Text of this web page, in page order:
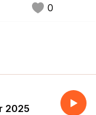
0
2025